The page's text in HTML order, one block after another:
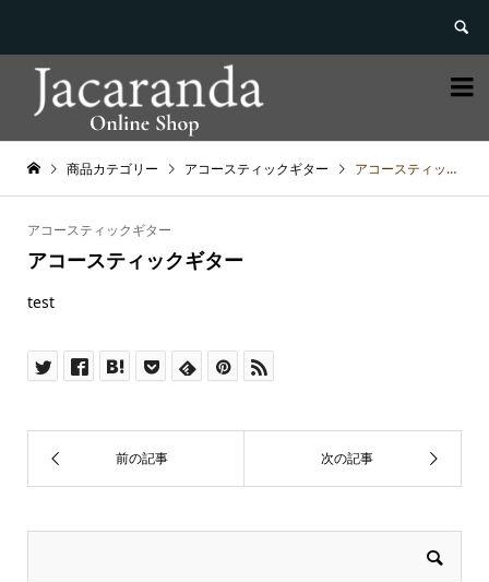


商品カテゴリー アコースティックギター アコースティックギター
アコースティックギター
アコースティックギター
test